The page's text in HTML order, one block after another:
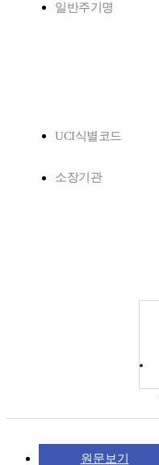
일반주기명
UCI식별코드
소장기관
원문보기